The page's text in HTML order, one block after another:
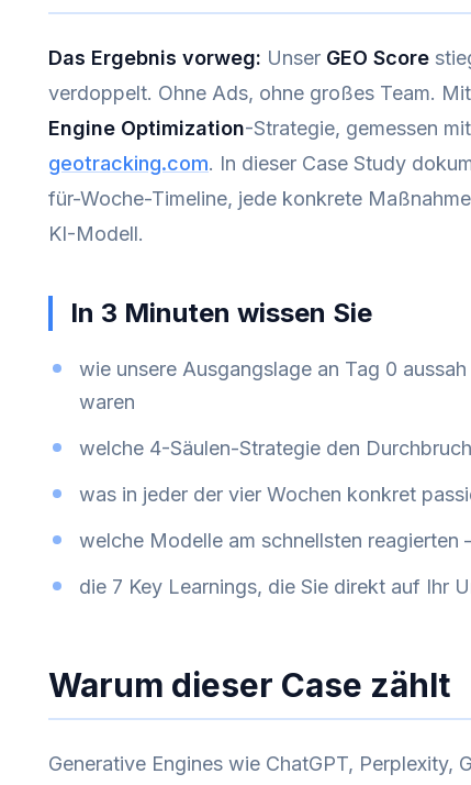
Das Ergebnis vorweg: Unser GEO Score
verdoppelt. Ohne Ads, ohne großes Team.
Engine Optimization-Strategie, gemessen
geotracking.com. In dieser Case Study
für-Woche-Timeline, jede konkrete
KI-Modell.
In 3 Minuten wissen Sie
wie unsere Ausgangslage an Tag 0
waren
welche 4-Säulen-Strategie den
was in jeder der vier Wochen konkret
welche Modelle am schnellsten
die 7 Key Learnings, die Sie direkt auf Ihr
Warum dieser Case zählt
Generative Engines wie ChatGPT, Perplexity,